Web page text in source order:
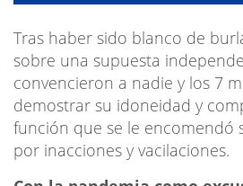
Tras haber sido blanco de
sobre una supuesta
convencieron a nadie y los 7
demostrar su idoneidad y
función que se le encomendó
por inacciones y vacilaciones.